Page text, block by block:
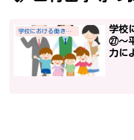
学校における働き方改革
学校
㉗～
力に
の改